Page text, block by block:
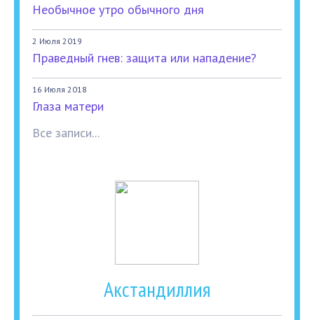
Необычное утро обычного дня
2 Июля 2019
Праведный гнев: защита или нападение?
16 Июля 2018
Глаза матери
Все записи...
Акстандиллия